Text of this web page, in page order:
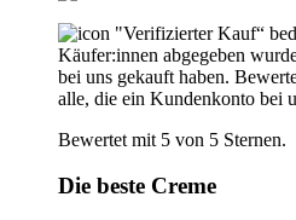
"Verifizierter Kauf“
Käufer:innen abgegeben
bei uns gekauft haben.
alle, die ein Kundenkonto bei
Bewertet mit 5 von 5 Sternen.
Die beste Creme